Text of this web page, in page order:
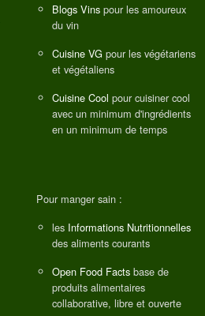
Blogs Vins pour les amoureux
du vin
Cuisine VG pour les végétariens
et végétaliens
Cuisine Cool pour cuisiner cool
avec un minimum d'ingrédients
en un minimum de temps
Pour manger sain :
les Informations Nutritionnelles
des aliments courants
Open Food Facts base de
produits alimentaires
collaborative, libre et ouverte